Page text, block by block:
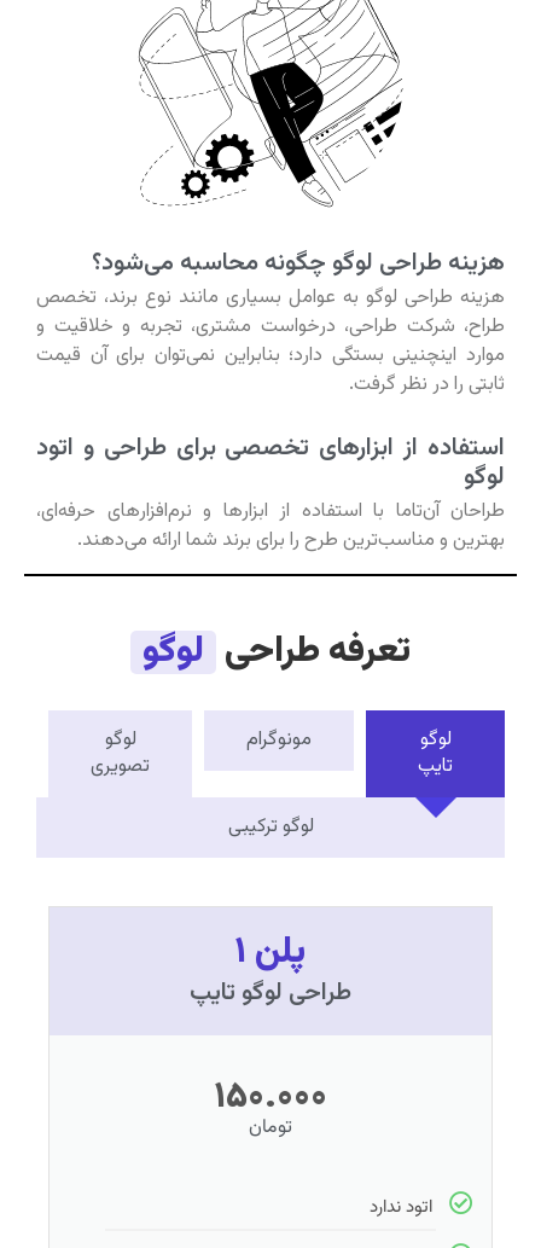
هزینه طراحی لوگو چگونه محاسبه می‌شود؟
هزینه طراحی لوگو به عوامل بسیاری مانند نوع برند، تخصص
طراح، شرکت طراحی، درخواست مشتری، تجربه و خلاقیت و
موارد اینچنینی بستگی دارد؛ بنابراین نمی‌توان برای آن قیمت
ثابتی را در نظر گرفت.
استفاده از ابزارهای تخصصی برای طراحی و اتود
لوگو
طراحان آن‌تاما با استفاده از ابزارها و نرم‌افزارهای حرفه‌ای،
بهترین و مناسب‌ترین طرح را برای برند شما ارائه می‌دهند.
تعرفه طراحی لوگو
لوگو
تایپ
مونوگرام
لوگو
تصویری
لوگو ترکیبی
پلن ۱
طراحی لوگو تایپ
۱۵۰.۰۰۰
تومان
اتود ندارد